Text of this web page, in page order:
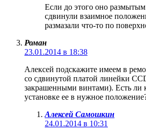
Если до этого оно
сдвинули взаимное
размазали что-то по
Роман
23.01.2014 в 18:38
Алексей подскажите имеем в
со сдвинутой платой линейки
закрашенными винтами). Есть ли
установке ее в нужное
Алексей Самошкин
24.01.2014 в 10:31